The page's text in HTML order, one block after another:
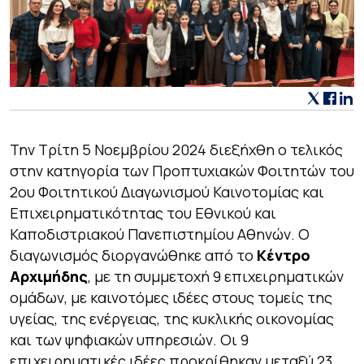
Την Τρίτη 5 Νοεμβρίου 2024 διεξήχθη ο τελικός
στην κατηγορία των Προπτυχιακών Φοιτητών του
2ου Φοιτητικού Διαγωνισμού Καινοτομίας και
Επιχειρηματικότητας του Εθνικού και
Καποδιστριακού Πανεπιστημίου Αθηνών. Ο
διαγωνισμός διοργανώθηκε από το Κέντρο
Αρχιμήδης, με τη συμμετοχή 9 επιχειρηματικών
ομάδων, με καινοτόμες ιδέες στους τομείς της
υγείας, της ενέργειας, της κυκλικής οικονομίας
και των ψηφιακών υπηρεσιών. Οι 9